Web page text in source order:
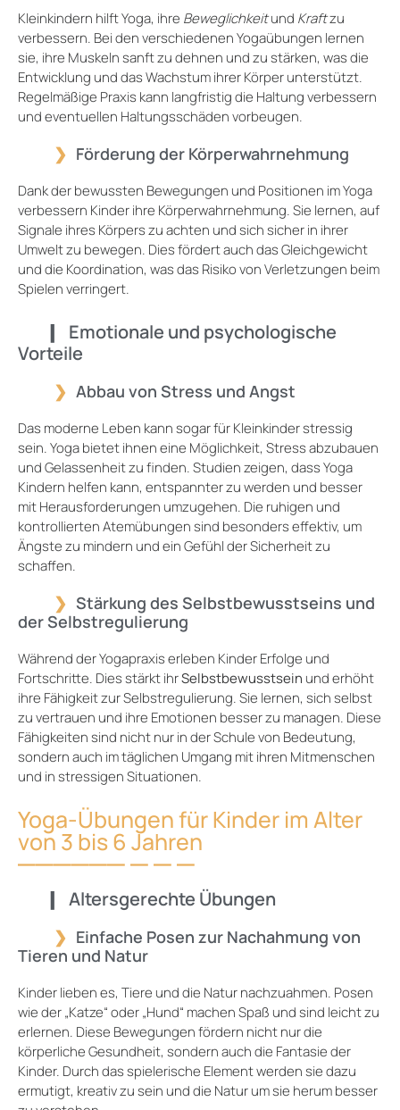
Kleinkindern hilft Yoga, ihre Beweglichkeitund Kraftzu
verbessern. Bei den verschiedenen Yogaübungen lernen
sie, ihre Muskeln sanft zu dehnen und zu stärken, was die
Entwicklung und das Wachstum ihrer Körper unterstützt.
Regelmäßige Praxis kann langfristig die Haltung verbessern
und eventuellen Haltungsschäden vorbeugen.
Förderung der Körperwahrnehmung
Dank der bewussten Bewegungen und Positionen im Yoga
verbessern Kinder ihre Körperwahrnehmung. Sie lernen, auf
Signale ihres Körpers zu achten und sich sicher in ihrer
Umwelt zu bewegen. Dies fördert auch das Gleichgewicht
und die Koordination, was das Risiko von Verletzungen beim
Spielen verringert.
Emotionale und psychologische
Vorteile
Abbau von Stress und Angst
Das moderne Leben kann sogar für Kleinkinder stressig
sein. Yoga bietet ihnen eine Möglichkeit, Stress abzubauen
und Gelassenheit zu finden. Studien zeigen, dass Yoga
Kindern helfen kann, entspannter zu werden und besser
mit Herausforderungen umzugehen. Die ruhigen und
kontrollierten Atemübungen sind besonders effektiv, um
Ängste zu mindern und ein Gefühl der Sicherheit zu
schaffen.
Stärkung des Selbstbewusstseins und
der Selbstregulierung
Während der Yogapraxis erleben Kinder Erfolge und
Fortschritte. Dies stärkt ihrSelbstbewusstsein und erhöht
ihre Fähigkeit zur Selbstregulierung. Sie lernen, sich selbst
zu vertrauen und ihre Emotionen besser zu managen. Diese
Fähigkeiten sind nicht nur in der Schule von Bedeutung,
sondern auch im täglichen Umgang mit ihren Mitmenschen
und in stressigen Situationen.
Yoga-Übungen für Kinder im Alter
von 3 bis 6 Jahren
Altersgerechte Übungen
Einfache Posen zur Nachahmung von
Tieren und Natur
Kinder lieben es, Tiere und die Natur nachzuahmen. Posen
wie der „Katze“ oder „Hund“ machen Spaß und sind leicht zu
erlernen. Diese Bewegungen fördern nicht nur die
körperliche Gesundheit, sondern auch die Fantasie der
Kinder. Durch das spielerische Element werden sie dazu
ermutigt, kreativ zu sein und die Natur um sie herum besser